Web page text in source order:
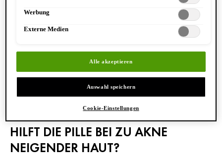
Wenn bei Frauen ein Überschuss an Androgenen vorliegt, neigt
die Haut häufig zu Anzeichen von Unreinheiten und Akne. Es gibt
aber auch andere Begleiterscheinungen, die mit erhöhten
Virilisierungserscheinungen – die Ausprägung männlicher
Geschlechtsmerkmale, wie etwa vermehrte Körperbehaarung. In
viele Frauen als wünschenswert.
HILFT DIE PILLE BEI ZU AKNE
NEIGENDER HAUT?
Werbung
Externe Medien
Alle akzeptieren
Auswahl speichern
Cookie-Einstellungen